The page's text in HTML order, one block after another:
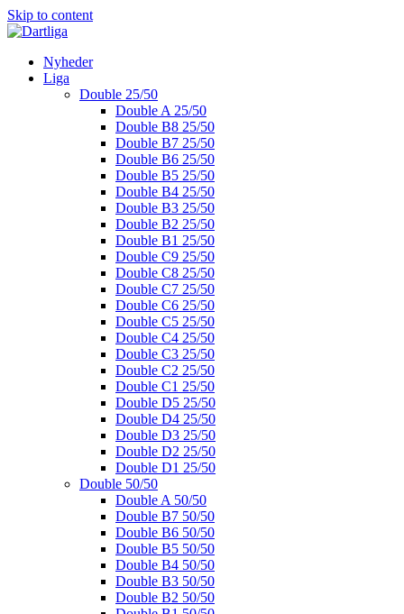
Skip to content
Nyheder
Liga
Double 25/50
Double A 25/50
Double B8 25/50
Double B7 25/50
Double B6 25/50
Double B5 25/50
Double B4 25/50
Double B3 25/50
Double B2 25/50
Double B1 25/50
Double C9 25/50
Double C8 25/50
Double C7 25/50
Double C6 25/50
Double C5 25/50
Double C4 25/50
Double C3 25/50
Double C2 25/50
Double C1 25/50
Double D5 25/50
Double D4 25/50
Double D3 25/50
Double D2 25/50
Double D1 25/50
Double 50/50
Double A 50/50
Double B7 50/50
Double B6 50/50
Double B5 50/50
Double B4 50/50
Double B3 50/50
Double B2 50/50